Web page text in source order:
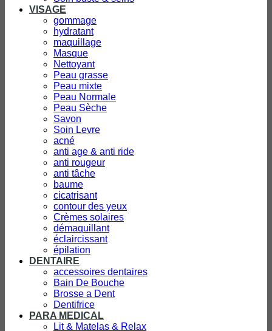
VISAGE
gommage
hydratant
maquillage
Masque
Nettoyant
Peau grasse
Peau mixte
Peau Normale
Peau Sèche
Savon
Soin Levre
acné
anti age & anti ride
anti rougeur
anti tâche
baume
cicatrisant
contour des yeux
Crèmes solaires
démaquillant
éclaircissant
épilation
DENTAIRE
accessoires dentaires
Bain De Bouche
Brosse a Dent
Dentifrice
PARA MEDICAL
Lit & Matelas & Relax